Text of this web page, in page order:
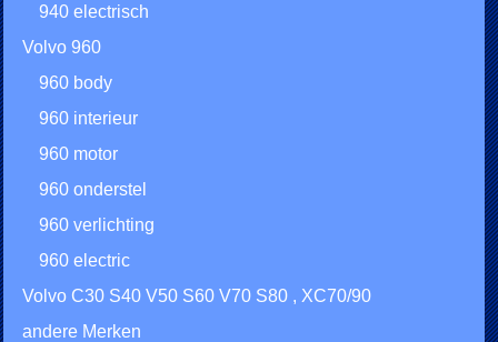
940 electrisch
Volvo 960
960 body
960 interieur
960 motor
960 onderstel
960 verlichting
960 electric
Volvo C30 S40 V50 S60 V70 S80 , XC70/90
andere Merken